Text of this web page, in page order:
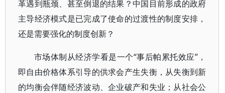
革遇到瓶颈、甚至倒退的结果？中国目前形成的政府
主导经济模式是已完成了使命的过渡性的制度安排，
还是需要强化的制度创新？
市场体制从经济学看是一个“事后帕累托效应”，
即自由价格体系引导的供求会产生失衡，从失衡到新
的均衡会伴随经济波动、企业破产和失业；从社会公